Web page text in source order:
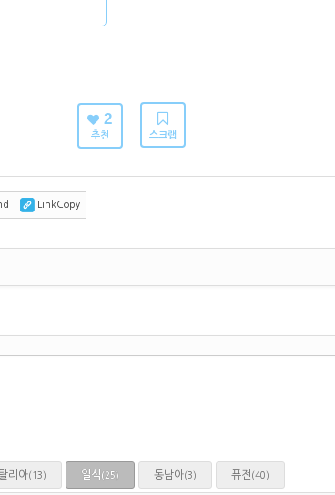
2
추천 스크랩
LinkCopy
리아(13) 일식 (25) 동남아(3) 퓨전 (40)